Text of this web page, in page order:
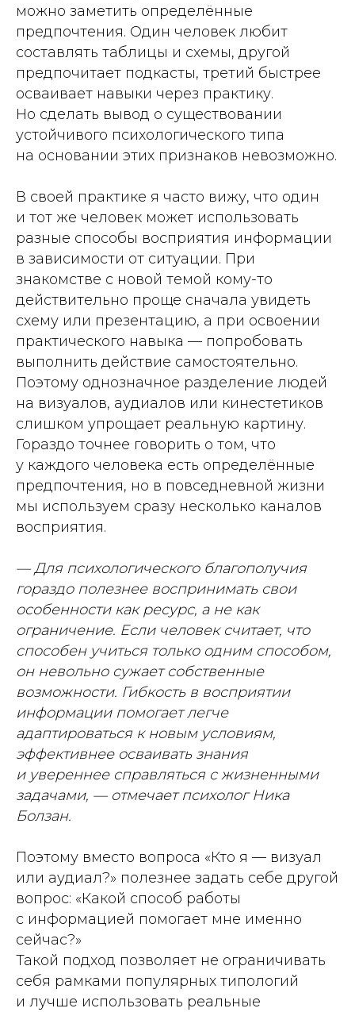
можно заметить определённые
предпочтения. Один человек любит
составлять таблицы и схемы, другой
предпочитает подкасты, третий быстрее
осваивает навыки через практику.
Но сделать вывод о существовании
устойчивого психологического типа
на основании этих признаков невозможно.
В своей практике я часто вижу, что один
и тот же человек может использовать
разные способы восприятия информации
в зависимости от ситуации. При
знакомстве с новой темой кому-то
действительно проще сначала увидеть
схему или презентацию, а при освоении
практического навыка — попробовать
выполнить действие самостоятельно.
Поэтому однозначное разделение людей
на визуалов, аудиалов или кинестетиков
слишком упрощает реальную картину.
Гораздо точнее говорить о том, что
у каждого человека есть определённые
предпочтения, но в повседневной жизни
мы используем сразу несколько каналов
восприятия.
— Для психологического благополучия
гораздо полезнее воспринимать свои
особенности как ресурс, а не как
ограничение. Если человек считает, что
способен учиться только одним способом,
он невольно сужает собственные
возможности. Гибкость в восприятии
информации помогает легче
адаптироваться к новым условиям,
эффективнее осваивать знания
и увереннее справляться с жизненными
задачами, — отмечает психолог Ника
Болзан.
Поэтому вместо вопроса «Кто я — визуал
или аудиал?» полезнее задать себе другой
вопрос: «Какой способ работы
с информацией помогает мне именно
сейчас?»
Такой подход позволяет не ограничивать
себя рамками популярных типологий
и лучше использовать реальные